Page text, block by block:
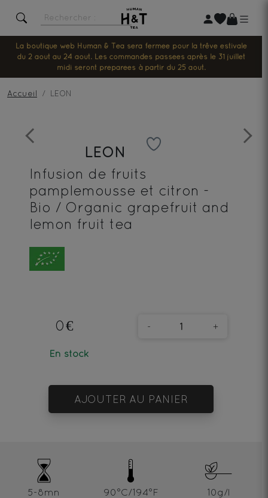
La boutique web Human & Tea sera fermée pour la trêve estivale
du 2 août au 24 août. Les commandes passées après le 31 juillet
midi seront préparées à partir du 25 août.
Accueil LEON
Previous Next
LEON
Infusion de fruits
pamplemousse et citron -
Bio / Organic grapefruit and
lemon fruit tea
0€
En stock
- +
AJOUTER AU PANIER
5-8mn 90°C/194°F 10g/l